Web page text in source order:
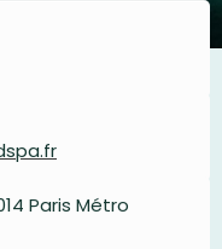
Paris Métro